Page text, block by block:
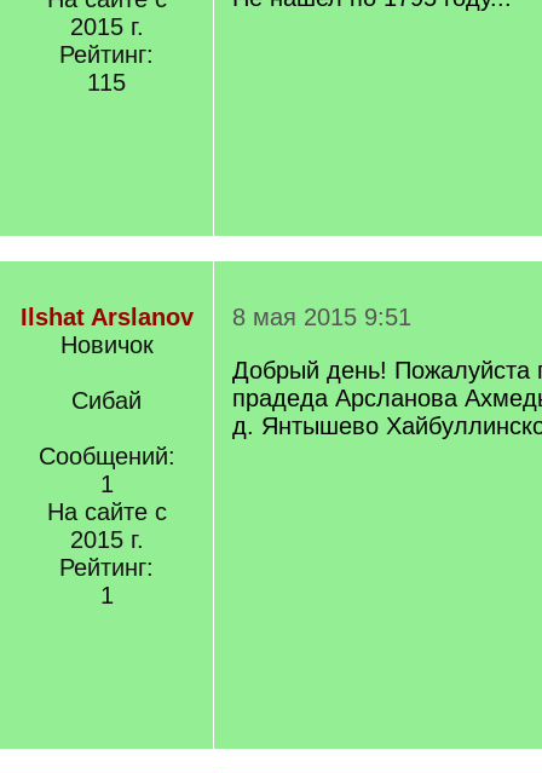
2015 г.
Рейтинг:
115
Ilshat Arslanov
Новичок
Сибай
Сообщений:
1
На сайте с
2015 г.
Рейтинг:
1
8 мая 2015 9:51
Добрый день! Пожалуйста
прадеда Арсланова
д. Янтышево